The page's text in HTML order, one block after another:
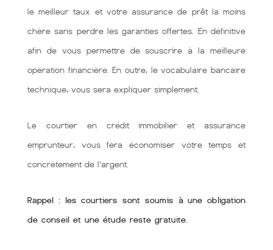
le meilleur taux et votre assurance de prêt la moins
chère sans perdre les garanties offertes. En définitive
afin de vous permettre de souscrire à la meilleure
opération financière. En outre, le vocabulaire bancaire
technique, vous sera expliquer simplement.
Le courtier en crédit immobilier et assurance
emprunteur, vous fera économiser votre temps et
concrétement de l’argent.
Rappel : les courtiers sont soumis à une obligation
de conseil et une étude reste gratuite.